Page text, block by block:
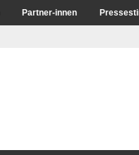
Partner-innen